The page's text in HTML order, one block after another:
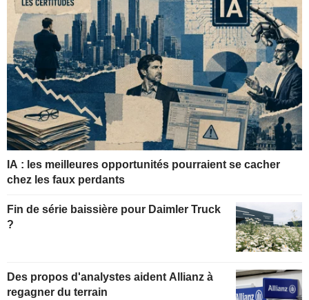
IA : les meilleures opportunités pourraient se cacher
chez les faux perdants
Fin de série baissière pour Daimler Truck
?
Des propos d'analystes aident Allianz à
regagner du terrain